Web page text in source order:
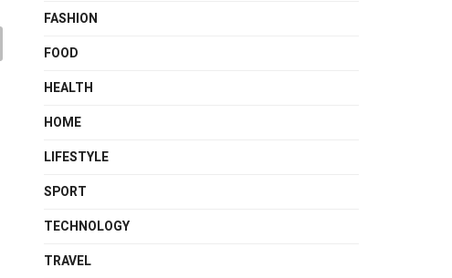
FASHION
FOOD
HEALTH
HOME
LIFESTYLE
SPORT
TECHNOLOGY
TRAVEL